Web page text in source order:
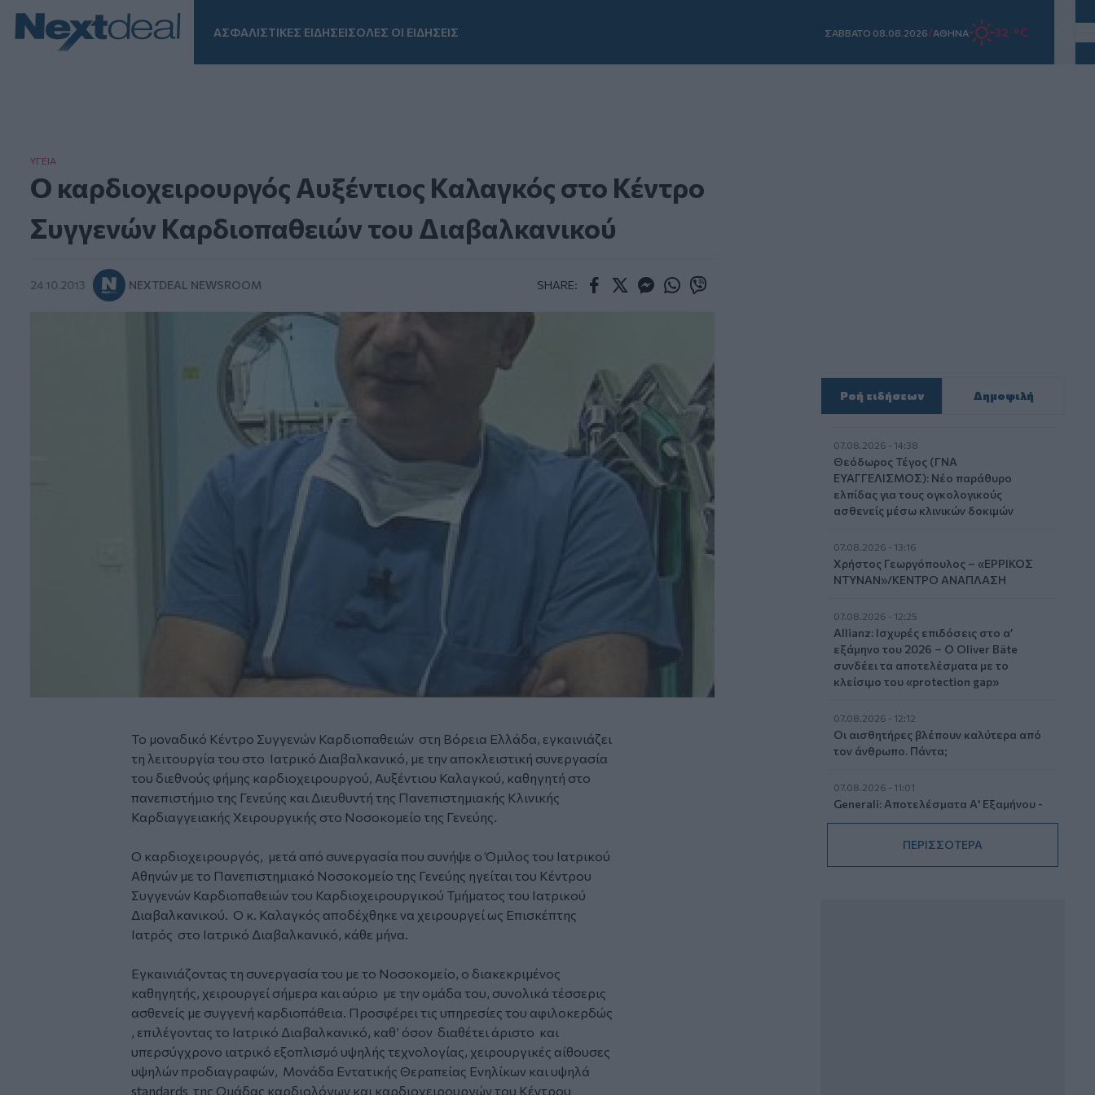
ΑΣΦΑΛΙΣΤΙΚΕΣ ΕΙΔΗΣΕΙΣΟΛΕΣ ΟΙ ΕΙΔΗΣΕΙΣ ΣAΒΒΑΤΟ 08.08.2026/ΑΘΗΝΑ 32 °C
ΥΓΕΙΑ
Ο καρδιοχειρουργός Αυξέντιος Καλαγκός στο Κέντρο
Συγγενών Καρδιοπαθειών του Διαβαλκανικού
24.10.2013 NEXTDEAL NEWSROOM SHARE:
Το μοναδικό Κέντρο Συγγενών Καρδιοπαθειών στη Βόρεια Ελλάδα, εγκαινιάζει
τη λειτουργία του στο Ιατρικό Διαβαλκανικό, με την αποκλειστική συνεργασία
του διεθνούς φήμης καρδιοχειρουργού, Αυξέντιου Καλαγκού, καθηγητή στο
πανεπιστήμιο της Γενεύης και Διευθυντή της Πανεπιστημιακής Κλινικής
Καρδιαγγειακής Χειρουργικής στο Νοσοκομείο της Γενεύης.
Ο καρδιοχειρουργός, μετά από συνεργασία που συνήψε ο Όμιλος του Ιατρικού
Αθηνών με το Πανεπιστημιακό Νοσοκομείο της Γενεύης ηγείται του Κέντρου
Συγγενών Καρδιοπαθειών του Καρδιοχειρουργικού Τμήματος του Ιατρικού
Διαβαλκανικού. Ο κ. Καλαγκός αποδέχθηκε να χειρουργεί ως Επισκέπτης
Ιατρός στο Ιατρικό Διαβαλκανικό, κάθε μήνα.
Εγκαινιάζοντας τη συνεργασία του με το Νοσοκομείο, ο διακεκριμένος
καθηγητής, χειρουργεί σήμερα και αύριο με την ομάδα του, συνολικά τέσσερις
ασθενείς με συγγενή καρδιοπάθεια. Προσφέρει τις υπηρεσίες του αφιλοκερδώς
, επιλέγοντας το Ιατρικό Διαβαλκανικό, καθ’ όσον διαθέτει άριστο και
υπερσύγχρονο ιατρικό εξοπλισμό υψηλής τεχνολογίας, χειρουργικές αίθουσες
υψηλών προδιαγραφών, Μονάδα Εντατικής Θεραπείας Ενηλίκων και υψηλά
standards της Ομάδας καρδιολόγων και καρδιοχειρουργών του Κέντρου
Ροή ειδήσεων Δημοφιλή
07.08.2026 - 14:38
Θεόδωρος Τέγος (ΓΝΑ
ΕΥΑΓΓΕΛΙΣΜΟΣ): Νέο παράθυρο
ελπίδας για τους ογκολογικούς
ασθενείς μέσω κλινικών δοκιμών
07.08.2026 - 13:16
Χρήστος Γεωργόπουλος – «ΕΡΡΙΚΟΣ
ΝΤΥΝΑΝ»/ΚΕΝΤΡΟ ΑΝΑΠΛΑΣΗ
07.08.2026 - 12:25
Allianz: Ισχυρές επιδόσεις στο α’
εξάμηνο του 2026 – Ο Oliver Bäte
συνδέει τα αποτελέσματα με το
κλείσιμο του «protection gap»
07.08.2026 - 12:12
Οι αισθητήρες βλέπουν καλύτερα από
τον άνθρωπο. Πάντα;
07.08.2026 - 11:01
Generali: Αποτελέσματα Α' Εξαμήνου -
Εξαιρετική ανάπτυξη στα Λειτουργικά
Αποτελέσματα με συμβολή από όλες
τις επιχειρηματικές δραστηριότητες
ΠΕΡΙΣΣΟΤΕΡΑ